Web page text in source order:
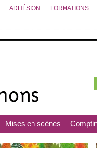
ADHÉSION FORMATIONS
Mises en scènes